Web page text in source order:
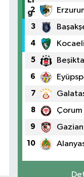
2
3
4
5
6
7
8 Çorum
9
10